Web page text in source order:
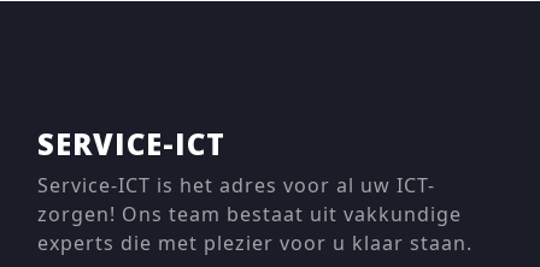
SERVICE-ICT
Service-ICT is het adres voor al uw ICT-
zorgen! Ons team bestaat uit vakkundige
experts die met plezier voor u klaar staan.